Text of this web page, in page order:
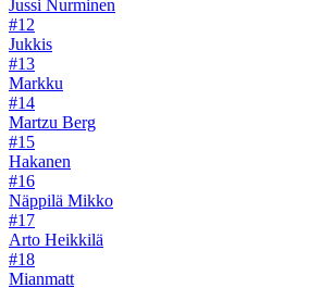
Jussi Nurminen
#12
Jukkis
#13
Markku
#14
Martzu Berg
#15
Hakanen
#16
Näppilä Mikko
#17
Arto Heikkilä
#18
Mianmatt